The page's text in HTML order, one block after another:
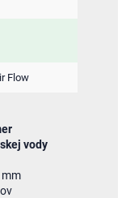
Flow
vody
mm